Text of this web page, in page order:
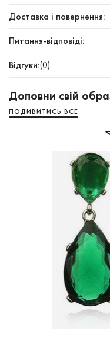
Доставка і повернення:
Питання-відповіді:
Відгуки:(0)
Доповни свій
ПОДИВИТИСЬ ВСЕ